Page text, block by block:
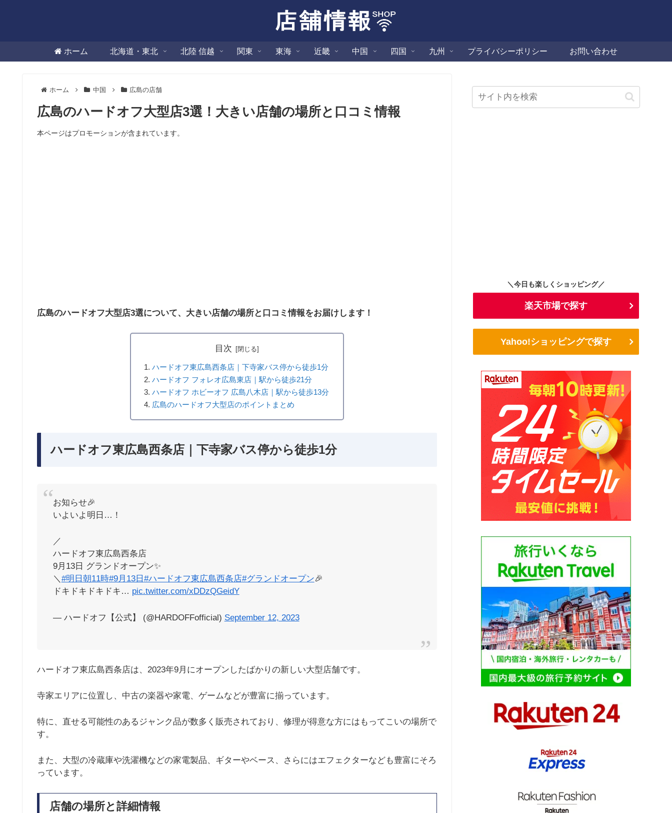
ホーム 北海道・東北 北陸 信越 関東 東海 近畿 中国 四国 九州 プライバシーポリシー お問い合わせ
ホーム 中国 広島の店舗
広島のハードオフ大型店3選！大きい店舗の場所と口コミ情報
本ページはプロモーションが含まれています。
広島のハードオフ大型店3選について、大きい店舗の場所と口コミ情報をお届けします！
目次
ハードオフ東広島西条店｜下寺家バス停から徒歩1分
ハードオフ フォレオ広島東店｜駅から徒歩21分
ハードオフ ホビーオフ 広島八木店｜駅から徒歩13分
広島のハードオフ大型店のポイントまとめ
ハードオフ東広島西条店｜下寺家バス停から徒歩1分
お知らせ🎉
いよいよ明日…！
／
ハードオフ東広島西条店
9月13日 グランドオープン✨
＼ #明日朝11時#9月13日 #ハードオフ東広島西条店#グランドオープン🎉
ドキドキドキドキ… pic.twitter.com/xDDzQGeidY
— ハードオフ【公式】 (@HARDOFFofficial) September 12, 2023
ハードオフ東広島西条店は、2023年9月にオープンしたばかりの新しい大型店舗です。
寺家エリアに位置し、中古の楽器や家電、ゲームなどが豊富に揃っています。
特に、直せる可能性のあるジャンク品が数多く販売されており、修理が得意な方にはもってこいの場所で
す。
また、大型の冷蔵庫や洗濯機などの家電製品、ギターやベース、さらにはエフェクターなども豊富にそろ
っています。
店舗の場所と詳細情報
＼今日も楽しくショッピング／
楽天市場で探す
Yahoo!ショッピングで探す